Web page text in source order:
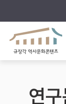
규장각의 어제
규장각 소개영상
연